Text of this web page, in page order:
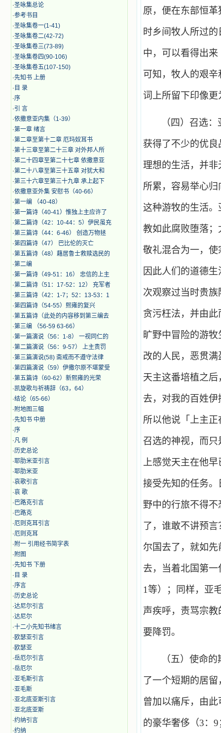
·圣咏集总论
·参考书目
·圣咏集卷一(1-41)
·圣咏集卷二(42-72)
·圣咏集卷三(73-89)
·圣咏集卷四(90-106)
·圣咏集卷五(107-150)
·先知书 上册
· 目 录
·序
·引 言
·​依撒意亚内集（1-39）
·第一章 绪言
·第二章至第十二章 厄玛奴耳书
·第十三章至第二十三章 对外邦人所
·第二十四章至第二十七章 依撒意亚
·第二十八章至第三十五章 对犹大和
·第三十六章至第三十九章 承上起下
·依撒意亚外集 安慰书（40-66）
·第一编 （40-48）
·第一篇诗（40-41）惟独上主应许了
·第二篇诗（42：10-44：5）伊民虽充
·第三篇诗（44：6-46） 创造万物拯
·第四篇诗（47） 巴比伦的灭亡
·第五篇诗（48）藉居鲁士救赎选民的
·第二编
·第一篇诗（49-51：16） 忠信的上主
·第二篇诗（51：17-52：12） 充军者
·第三篇诗（42：1-7；52：13-53：1
·第四篇诗（54-55）熙雍的复兴
·第五篇诗（此处的内容移到第三编去
·第三编 （56-59 63-66）
·第一篇演说（56：1-8） 一视同仁的
·第二篇演说（56：9-57） 上主责罚
·第三篇演说(58) 斋戒而不遵守法律
·第四篇演说（59）伊撒尔原不堪蒙受
·第五篇诗（60-62）新熙雍的光荣
·凯旋歌与祈祷辞（63，64）
·结论（65-66）
· 附地图三幅
·先知书 中册
·序
·凡 例
·历史总论
·耶肋米亚引言
·耶肋米亚
·哀歌引言
·哀 歌
·巴路克引言
·巴路克
·厄则克耳引言
·厄则克耳
· 附一 引用经书简字表
· 附图
·先知书 下册
· 目 录
·序言
·历史总论
·达尼尔引言
·达尼尔
·十二小先知书绪言
·欧瑟亚引言
·欧瑟亚
·岳厄尔引言
·岳厄尔
·亚毛斯引言
·亚毛斯
·亚北底亚斯引言
·亚北底亚斯
·约纳引言
·约纳
原，便在东部恒
时乡间牧人所过
中，可以看得出来
可知，牧人的艰
词上所留下印像更
（四）召选
获得了不少的优
理想的生活，并
所累，容易举心
这种游牧的生活
教如此腐败堕落
敬礼混合为一，
因此人们的道德
次观察过当时贵
贪污枉法，并由
旷野中冒险的游
改的人民，恶贯
天主这番培植之
去，对我的百姓
所以他说「上主
召选的神视，而
上感觉天主在他
接受先知的任务
野中的行旅不得
了，谁敢不讲预言
尔国去了，就如
去，当着北国第
1等）；同样，亚
声疾呼，责骂宗
要降罚。
（五）使命
了一个短期的居
曾加以痛斥，由
的豪华奢侈（3： 9